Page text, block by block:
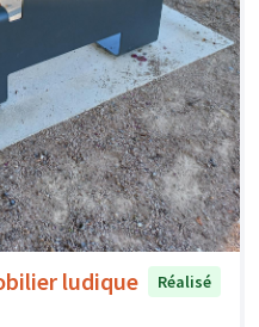
ludique
Réalisé